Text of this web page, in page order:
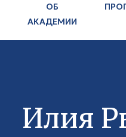
ОБ
АКАДЕМИИ
Илия